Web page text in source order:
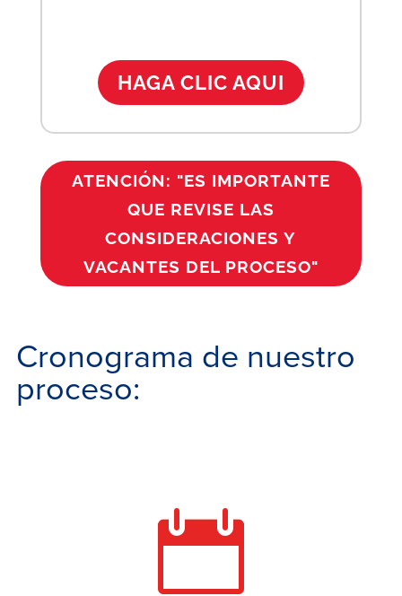
HAGA CLIC AQUI
ATENCIÓN: "ES IMPORTANTE
QUE REVISE LAS
CONSIDERACIONES Y
VACANTES DEL PROCESO"
Cronograma de nuestro
proceso:
